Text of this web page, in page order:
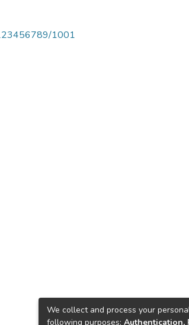
1001
We collect and process your
following purposes: Authentication,